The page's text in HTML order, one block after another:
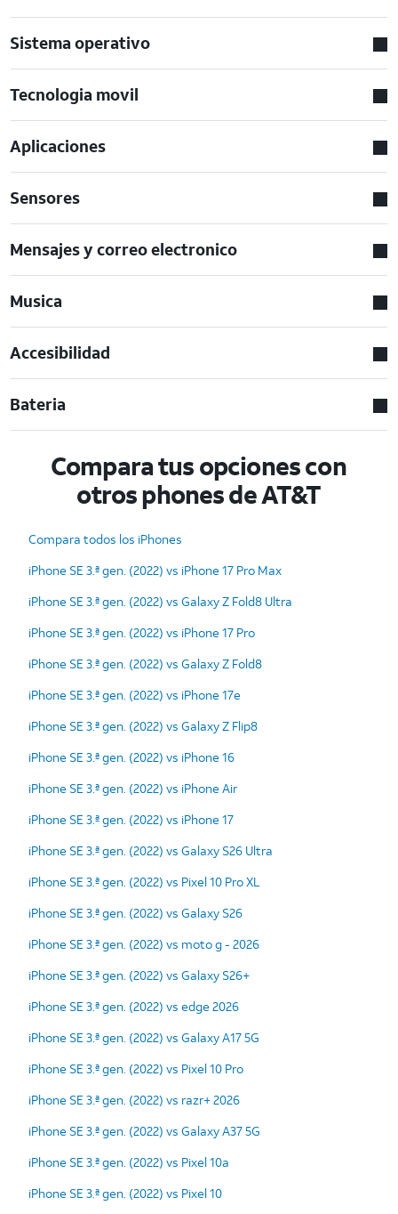
Sistema operativo
Tecnologia movil
Aplicaciones
Sensores
Mensajes y correo electronico
Musica
Accesibilidad
Bateria
Compara tus opciones con
otros phones de AT&T
Compara todos los iPhones
iPhone SE 3.ª gen. (2022) vs iPhone 17 Pro Max
iPhone SE 3.ª gen. (2022) vs Galaxy Z Fold8 Ultra
iPhone SE 3.ª gen. (2022) vs iPhone 17 Pro
iPhone SE 3.ª gen. (2022) vs Galaxy Z Fold8
iPhone SE 3.ª gen. (2022) vs iPhone 17e
iPhone SE 3.ª gen. (2022) vs Galaxy Z Flip8
iPhone SE 3.ª gen. (2022) vs iPhone 16
iPhone SE 3.ª gen. (2022) vs iPhone Air
iPhone SE 3.ª gen. (2022) vs iPhone 17
iPhone SE 3.ª gen. (2022) vs Galaxy S26 Ultra
iPhone SE 3.ª gen. (2022) vs Pixel 10 Pro XL
iPhone SE 3.ª gen. (2022) vs Galaxy S26
iPhone SE 3.ª gen. (2022) vs moto g - 2026
iPhone SE 3.ª gen. (2022) vs Galaxy S26+
iPhone SE 3.ª gen. (2022) vs edge 2026
iPhone SE 3.ª gen. (2022) vs Galaxy A17 5G
iPhone SE 3.ª gen. (2022) vs Pixel 10 Pro
iPhone SE 3.ª gen. (2022) vs razr+ 2026
iPhone SE 3.ª gen. (2022) vs Galaxy A37 5G
iPhone SE 3.ª gen. (2022) vs Pixel 10a
iPhone SE 3.ª gen. (2022) vs Pixel 10